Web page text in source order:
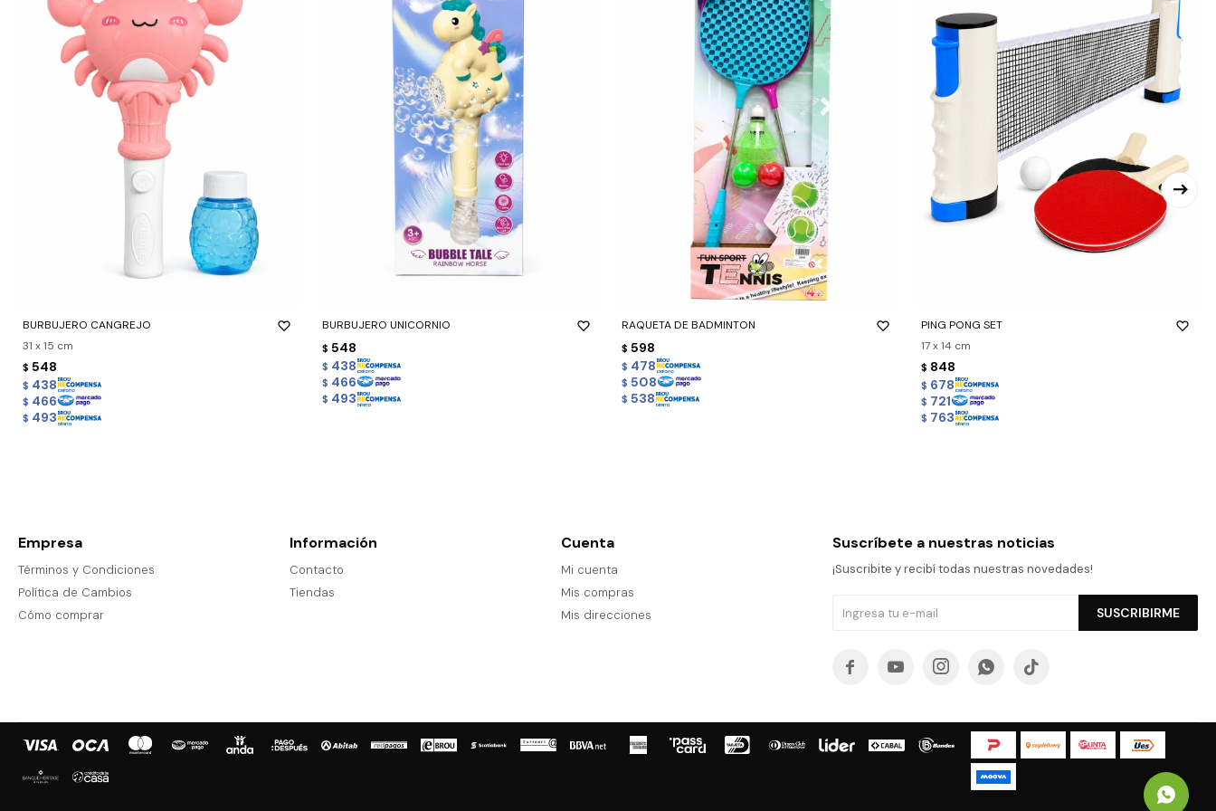
BURBUJERO CANGREJO
31 x 15 cm
$ 548
$ 438
$ 466
$ 493
BURBUJERO UNICORNIO
$ 548
$ 438
$ 466
$ 493
RAQUETA DE BADMINTON
$ 598
$ 478
$ 508
$ 538
+
PING PONG SET
17 x 14 cm
$ 848
$ 678
$ 721
$ 763
Empresa
Términos y Condiciones
Política de Cambios
Cómo comprar
Información
Contacto
Tiendas
Cuenta
Mi cuenta
Mis compras
Mis direcciones
Suscríbete a nuestras noticias
¡Suscribite y recibí todas nuestras novedades!
SUSCRIBIRME
    